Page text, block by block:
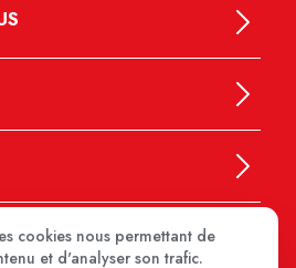
cookies nous permettant de
et d'analyser son trafic.